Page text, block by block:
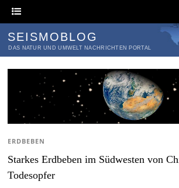
SEISMOBLOG
DAS NATUR UND UMWELT NACHRICHTEN PORTAL
ERDBEBEN
Starkes Erdbeben im Südwesten von
Todesopfer